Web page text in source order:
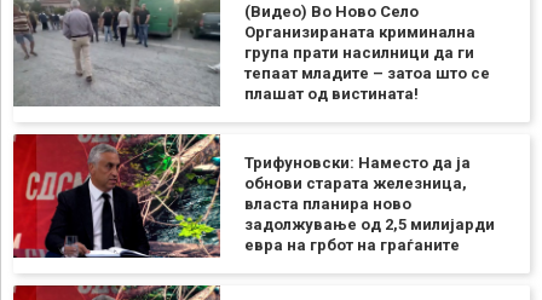
(Видео) Во Ново Село
Организираната криминална
група прати насилници да ги
тепаат младите – затоа што се
плашат од вистината!
Трифуновски: Наместо да ја
обнови старата железница,
власта планира ново
задолжување од 2,5 милијарди
евра на грбот на граѓаните